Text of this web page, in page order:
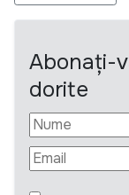
Abonați-
dorite